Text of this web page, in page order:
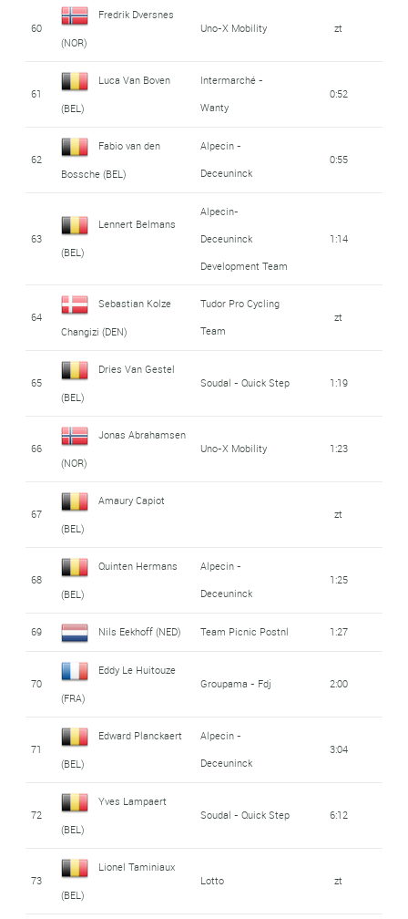
60
Fredrik Dversnes
(NOR)
Uno-X Mobility zt
61
Luca Van Boven
(BEL)
Intermarché -
Wanty
0:52
62
Fabio van den
Bossche (BEL)
Alpecin -
Deceuninck
0:55
63
Lennert Belmans
(BEL)
Alpecin-
Deceuninck
Development Team
1:14
64
Sebastian Kolze
Changizi (DEN)
Tudor Pro Cycling
Team
zt
65
Dries Van Gestel
(BEL)
Soudal - Quick Step 1:19
66
Jonas Abrahamsen
(NOR)
Uno-X Mobility 1:23
67
Amaury Capiot
(BEL)
zt
68
Quinten Hermans
(BEL)
Alpecin -
Deceuninck
1:25
69 Nils Eekhoff (NED) Team Picnic Postnl 1:27
70
Eddy Le Huitouze
(FRA)
Groupama - Fdj 2:00
71
Edward Planckaert
(BEL)
Alpecin -
Deceuninck
3:04
72
Yves Lampaert
(BEL)
Soudal - Quick Step 6:12
73
Lionel Taminiaux
(BEL)
Lotto zt